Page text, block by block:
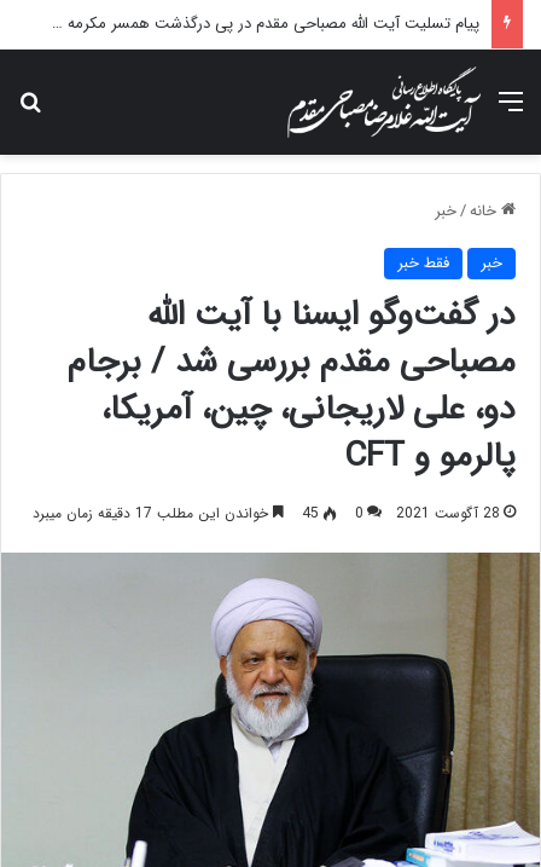
پیام تسلیت آیت الله مصباحی مقدم در پی درگذشت همسر مکرمه حضرت آیت‌الله العظمی سیستانی.
منو
خانه/خبر
خبر فقط خبر
در گفت‌وگو ایسنا با آیت الله
مصباحی مقدم بررسی شد / برجام
دو، علی لاریجانی، چین، آمریکا،
پالرمو و CFT
28 آگوست 2021 0
45 خواندن این مطلب 17 دقیقه زمان میبرد